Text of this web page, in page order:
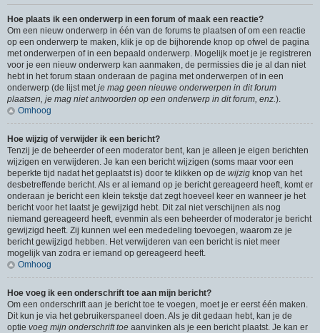
Hoe plaats ik een onderwerp in een forum of maak een reactie?
Om een nieuw onderwerp in één van de forums te plaatsen of om een reactie
op een onderwerp te maken, klik je op de bijhorende knop op ofwel de pagina
met onderwerpen of in een bepaald onderwerp. Mogelijk moet je je registreren
voor je een nieuw onderwerp kan aanmaken, de permissies die je al dan niet
hebt in het forum staan onderaan de pagina met onderwerpen of in een
onderwerp (de lijst metje mag geen nieuwe onderwerpen in dit forum
plaatsen, je mag niet antwoorden op een onderwerp in dit forum, enz.).
Omhoog
Hoe wijzig of verwijder ik een bericht?
Tenzij je de beheerder of een moderator bent, kan je alleen je eigen berichten
wijzigen en verwijderen. Je kan een bericht wijzigen (soms maar voor een
beperkte tijd nadat het geplaatst is) door te klikken op de wijzig knop van het
desbetreffende bericht. Als er al iemand op je bericht gereageerd heeft, komt er
onderaan je bericht een klein tekstje dat zegt hoeveel keer en wanneer je het
bericht voor het laatst je gewijzigd hebt. Dit zal niet verschijnen als nog
niemand gereageerd heeft, evenmin als een beheerder of moderator je bericht
gewijzigd heeft. Zij kunnen wel een mededeling toevoegen, waarom ze je
bericht gewijzigd hebben. Het verwijderen van een bericht is niet meer
mogelijk van zodra er iemand op gereageerd heeft.
Omhoog
Hoe voeg ik een onderschrift toe aan mijn bericht?
Om een onderschrift aan je bericht toe te voegen, moet je er eerst één maken.
Dit kun je via het gebruikerspaneel doen. Als je dit gedaan hebt, kan je de
optie voeg mijn onderschrift toe aanvinken als je een bericht plaatst. Je kan er